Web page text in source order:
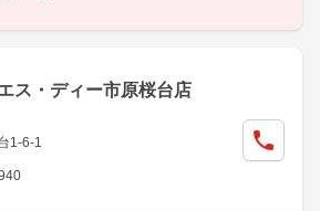
ス・ディー市原桜台店
1-6-1